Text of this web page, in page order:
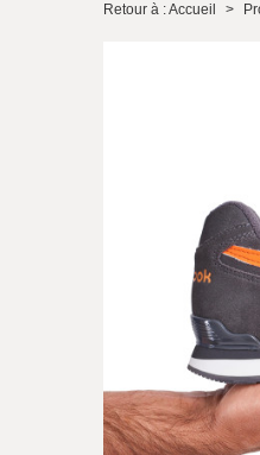
Retour à : Accueil >